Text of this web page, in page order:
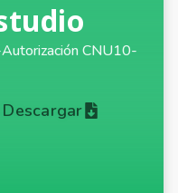
CNU10-
Descargar